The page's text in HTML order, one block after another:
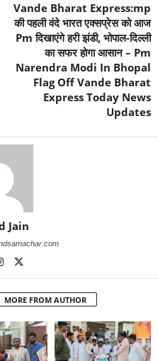
Vande Bharat Express:mp
की पहली वंदे भारत एक्सप्रेस को आज
Pm दिखाएंगे हरी झंडी, भोपाल-दिल्ली
का सफर होगा आसान – Pm
Narendra Modi In Bhopal
Flag Off Vande Bharat
Express Today News
Updates
Jain
MORE FROM AUTHOR